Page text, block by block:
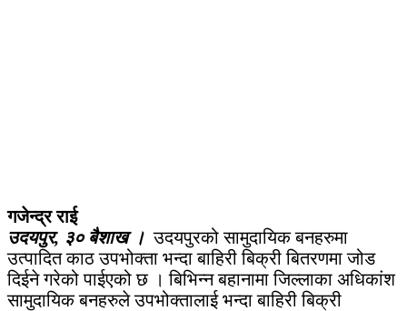
गजेन्द्र राई
उदयपुर, ३० बैशाख ।उदयपुरको सामुदायिक बनहरुमा
उत्पादित काठ उपभोक्ता भन्दा बाहिरी बिक्री बितरणमा जोड
दिईने गरेको पाईएको छ । बिभिन्न बहानामा जिल्लाका अधिकांश
सामुदायिक बनहरुले उपभोक्तालाई भन्दा बाहिरी बिक्री